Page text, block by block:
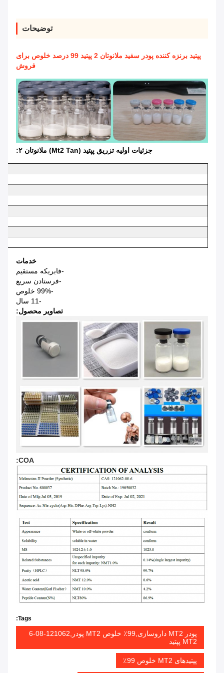
توضیحات
پپتید برنزه کننده پودر سفید ملانوتان 2 پپتید 99 درصد خلوص برای
فروش
جزئیات اولیه تزریق پپتید (Mt2 Tan) ملانوتان ۲:
خدمات
-فابريکه مستقيم
-فرستادن سريع
-99% خلوص
-11 سال
تصاویر محصول:
COA:
Tags:
پودر MT2 داروسازی,99٪ خلوص MT2 پودر,121062-08-6
MT2 پپتید
پپتیدهای MT2 خلوص 99٪